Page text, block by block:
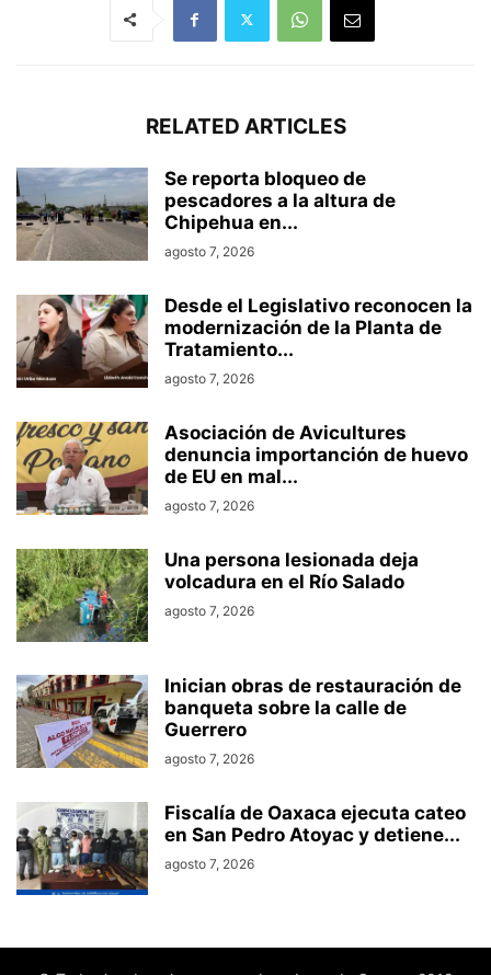
RELATED ARTICLES
Se reporta bloqueo de
pescadores a la altura de
Chipehua en...
agosto 7, 2026
Desde el Legislativo reconocen la
modernización de la Planta de
Tratamiento...
agosto 7, 2026
Asociación de Avicultures
denuncia importanción de huevo
de EU en mal...
agosto 7, 2026
Una persona lesionada deja
volcadura en el Río Salado
agosto 7, 2026
Inician obras de restauración de
banqueta sobre la calle de
Guerrero
agosto 7, 2026
Fiscalía de Oaxaca ejecuta cateo
en San Pedro Atoyac y detiene...
agosto 7, 2026